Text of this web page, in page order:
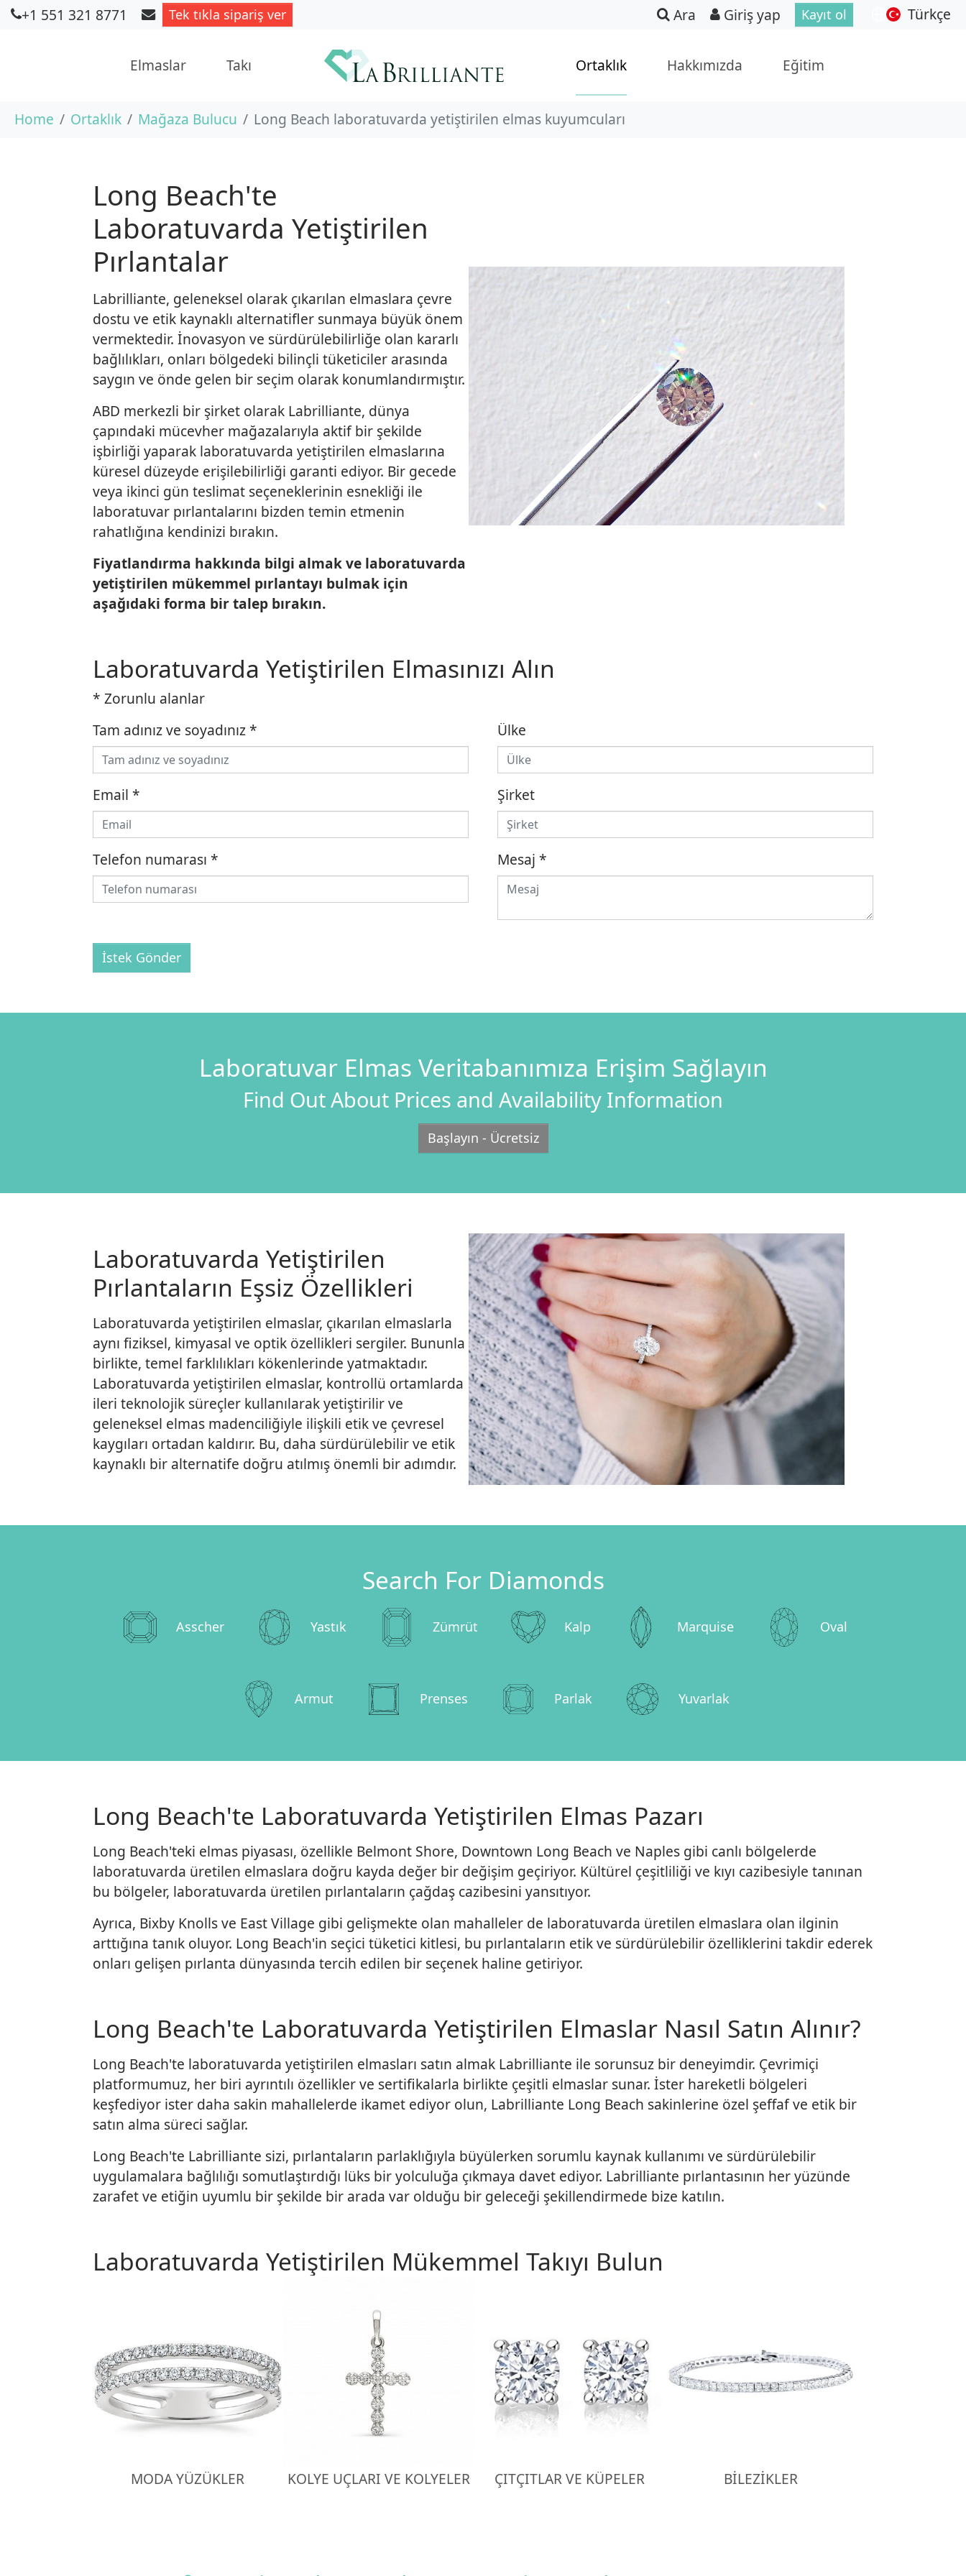
Skip to main content
+1 551 321 8771 Tek tıkla sipariş ver Ara Giriş yap Kayıt ol Türkçe
Elmaslar Takı Ortaklık Hakkımızda Eğitim
You are here:
Home Ortaklık Mağaza Bulucu Long Beach laboratuvarda yetiştirilen elmas kuyumcuları
Long Beach'te
Laboratuvarda Yetiştirilen
Pırlantalar
Labrilliante, geleneksel olarak çıkarılan elmaslara çevre
dostu ve etik kaynaklı alternatifler sunmaya büyük önem
vermektedir. İnovasyon ve sürdürülebilirliğe olan kararlı
bağlılıkları, onları bölgedeki bilinçli tüketiciler arasında
saygın ve önde gelen bir seçim olarak konumlandırmıştır.
ABD merkezli bir şirket olarak Labrilliante, dünya
çapındaki mücevher mağazalarıyla aktif bir şekilde
işbirliği yaparak laboratuvarda yetiştirilen elmaslarına
küresel düzeyde erişilebilirliği garanti ediyor. Bir gecede
veya ikinci gün teslimat seçeneklerinin esnekliği ile
laboratuvar pırlantalarını bizden temin etmenin
rahatlığına kendinizi bırakın.
Fiyatlandırma hakkında bilgi almak ve laboratuvarda
yetiştirilen mükemmel pırlantayı bulmak için
aşağıdaki forma bir talep bırakın.
Laboratuvarda Yetiştirilen Elmasınızı Alın
* Zorunlu alanlar
Tam adınız ve soyadınız*
Email *
Telefon numarası *
Ülke
Şirket
Mesaj *
İstek Gönder
Laboratuvar Elmas Veritabanımıza Erişim Sağlayın
Find Out About Prices and Availability Information
Başlayın - Ücretsiz
Laboratuvarda Yetiştirilen
Pırlantaların Eşsiz Özellikleri
Laboratuvarda yetiştirilen elmaslar, çıkarılan elmaslarla
aynı fiziksel, kimyasal ve optik özellikleri sergiler. Bununla
birlikte, temel farklılıkları kökenlerinde yatmaktadır.
Laboratuvarda yetiştirilen elmaslar, kontrollü ortamlarda
ileri teknolojik süreçler kullanılarak yetiştirilir ve
geleneksel elmas madenciliğiyle ilişkili etik ve çevresel
kaygıları ortadan kaldırır. Bu, daha sürdürülebilir ve etik
kaynaklı bir alternatife doğru atılmış önemli bir adımdır.
Search For Diamonds
Asscher Yastık Zümrüt Kalp Marquise Oval
Armut Prenses Parlak Yuvarlak
Long Beach'te Laboratuvarda Yetiştirilen Elmas Pazarı
Long Beach'teki elmas piyasası, özellikle Belmont Shore, Downtown Long Beach ve Naples gibi canlı bölgelerde
laboratuvarda üretilen elmaslara doğru kayda değer bir değişim geçiriyor. Kültürel çeşitliliği ve kıyı cazibesiyle tanınan
bu bölgeler, laboratuvarda üretilen pırlantaların çağdaş cazibesini yansıtıyor.
Ayrıca, Bixby Knolls ve East Village gibi gelişmekte olan mahalleler de laboratuvarda üretilen elmaslara olan ilginin
arttığına tanık oluyor. Long Beach'in seçici tüketici kitlesi, bu pırlantaların etik ve sürdürülebilir özelliklerini takdir ederek
onları gelişen pırlanta dünyasında tercih edilen bir seçenek haline getiriyor.
Long Beach'te Laboratuvarda Yetiştirilen Elmaslar Nasıl Satın Alınır?
Long Beach'te laboratuvarda yetiştirilen elmasları satın almak Labrilliante ile sorunsuz bir deneyimdir. Çevrimiçi
platformumuz, her biri ayrıntılı özellikler ve sertifikalarla birlikte çeşitli elmaslar sunar. İster hareketli bölgeleri
keşfediyor ister daha sakin mahallelerde ikamet ediyor olun, Labrilliante Long Beach sakinlerine özel şeffaf ve etik bir
satın alma süreci sağlar.
Long Beach'te Labrilliante sizi, pırlantaların parlaklığıyla büyülerken sorumlu kaynak kullanımı ve sürdürülebilir
uygulamalara bağlılığı somutlaştırdığı lüks bir yolculuğa çıkmaya davet ediyor. Labrilliante pırlantasının her yüzünde
zarafet ve etiğin uyumlu bir şekilde bir arada var olduğu bir geleceği şekillendirmede bize katılın.
MODA YÜZÜKLER KOLYE UÇLARI VE KOLYELER ÇITÇITLAR VE KÜPELER BİLEZİKLER
Laboratuvarda Yetiştirilen Mükemmel Takıyı Bulun